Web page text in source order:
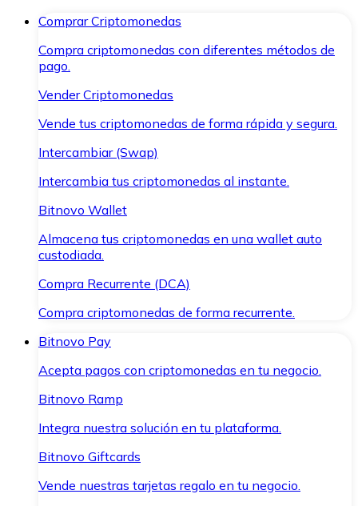
Comprar Criptomonedas
Compra criptomonedas con diferentes métodos de
pago.
Vender Criptomonedas
Vende tus criptomonedas de forma rápida y segura.
Intercambiar (Swap)
Intercambia tus criptomonedas al instante.
Bitnovo Wallet
Almacena tus criptomonedas en una wallet auto
custodiada.
Compra Recurrente (DCA)
Compra criptomonedas de forma recurrente.
Bitnovo Pay
Acepta pagos con criptomonedas en tu negocio.
Bitnovo Ramp
Integra nuestra solución en tu plataforma.
Bitnovo Giftcards
Vende nuestras tarjetas regalo en tu negocio.